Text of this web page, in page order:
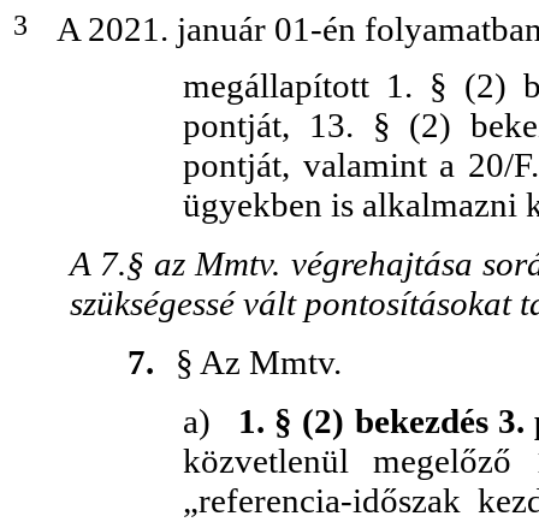
3
A 2021. január 01-én
megállapított 1. § (2)
pontját, 13. § (2)
pontját, valamint a 20/
ügyekben is alkalmazni
A 7.§ az Mmtv. végrehajtása
szükségessé vált pontosításokat
7.
§ Az Mmtv.
a)
1. § (2) bekezdés
közvetlenül
„referencia-időszak